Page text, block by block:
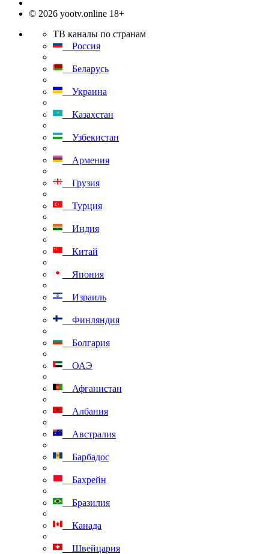
© 2026 yootv.online 18+
ТВ каналы по странам
Россия
Беларусь
Украина
Казахстан
Узбекистан
Армения
Грузия
Турция
Индия
Китай
Япония
Израиль
Финляндия
Болгария
ОАЭ
Афганистан
Албания
Австралия
Барбадос
Бахрейн
Бразилия
Канада
Швейцария